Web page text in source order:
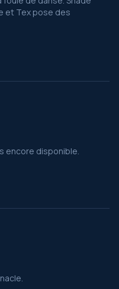
et Tex pose des
encore disponible.